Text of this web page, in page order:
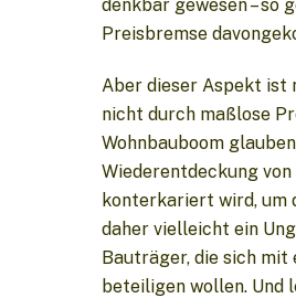
denkbar gewesen – so
Preisbremse
Aber dieser Aspekt ist
nicht durch maßlose
Wohnbauboom
Wiederentdeckung
konterkariert wird, um
daher vielleicht ein
Bauträger, die sich
beteiligen wollen. Und